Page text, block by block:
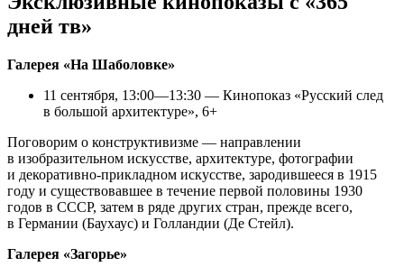
дней тв»
Галерея «На Шаболовке»
11 сентября, 13:00—13:30 — Кинопоказ «Русский след
в большой архитектуре», 6+
Поговорим о конструктивизме — направлении
в изобразительном искусстве, архитектуре, фотографии
и декоративно-прикладном искусстве, зародившееся в 1915
году и существовавшее в течение первой половины 1930
годов в СССР, затем в ряде других стран, прежде всего,
в Германии (Баухаус) и Голландии (Де Стейл).
Галерея «Загорье»